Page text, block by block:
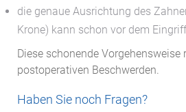
die genaue Ausrichtung des
Krone) kann schon vor dem
Diese schonende Vorgehensweise
postoperativen Beschwerden.
Haben Sie noch Fragen?